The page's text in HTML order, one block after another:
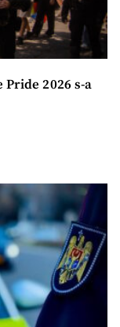
Pride 2026 s-a